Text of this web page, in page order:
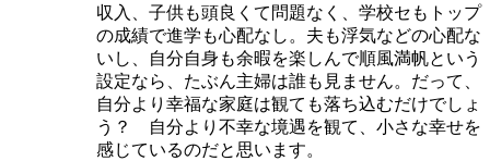
収入、子供も頭良くて問題なく、学校セもトップ
の成績で進学も心配なし。夫も浮気などの心配な
いし、自分自身も余暇を楽しんで順風満帆という
設定なら、たぶん主婦は誰も見ません。だって、
自分より幸福な家庭は観ても落ち込むだけでしょ
う？ 自分より不幸な境遇を観て、小さな幸せを
感じているのだと思います。